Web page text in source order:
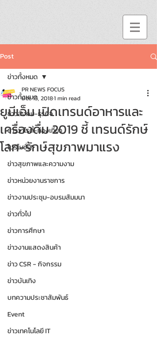
Post
ข่าวทั้งหมด
ข่าวสังคม-ธุรกิจ
ข่าววาไรตี้-ท่องเที่ยว
โปรโมชั่น!!
ข่าวสุขภาพและความงาม
ข่าวหน่วยงานราชการ
ข่าวงานประชุม-อบรมสัมมนา
ข่าวทั่วไป
ข่าวการศึกษา
ข่าวงานแสดงสินค้า
ข่าว CSR - กิจกรรม
ข่าวบันเทิง
บทความประชาสัมพันธ์
Event
ข่าวเทคโนโลยี IT
ข่าวทั้งหมด
ยูบีเอ็ม เปิดเทรนด์อาหารและ
เครื่องดื่ม 2019 ชี้ เทรนด์รักษ์
โลก-รักษ์สุขภาพมาแรง
PR NEWS FOCUS
Dec 15, 20181 min read